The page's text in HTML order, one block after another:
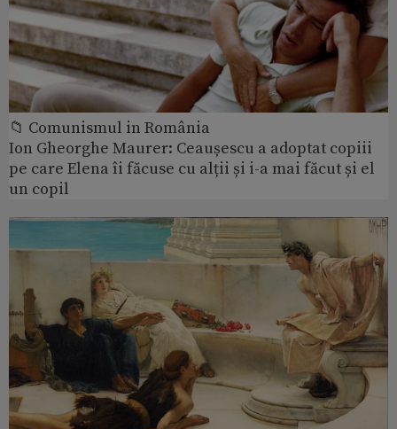
📁 Comunismul in România
Ion Gheorghe Maurer: Ceaușescu a adoptat copiii
pe care Elena îi făcuse cu alții și i-a mai făcut și el
un copil